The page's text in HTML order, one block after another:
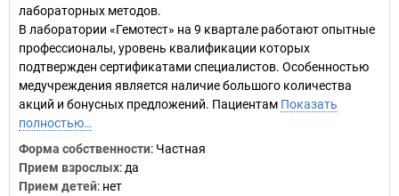
лабораторных методов.
В лаборатории «Гемотест» на 9 квартале работают опытные
профессионалы, уровень квалификации которых
подтвержден сертификатами специалистов. Особенностью
медучреждения является наличие большого количества
акций и бонусных предложений. Пациентам Показать
полностью…
Форма собственности: Частная
Прием взрослых: да
Прием детей: нет